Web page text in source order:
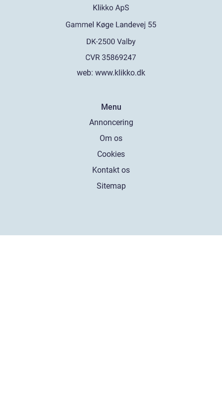
web: www.klikko.dk
Menu
Annoncering
Om os
Cookies
Kontakt os
Sitemap